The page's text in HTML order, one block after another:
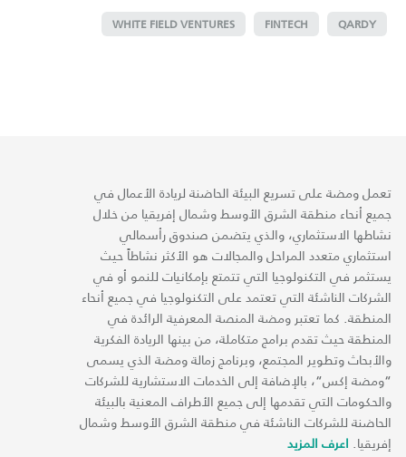
QARDY
FINTECH
WHITE FIELD VENTURES
تعمل ومضة على تسريع البيئة الحاضنة لريادة الأعمال في
جميع أنحاء منطقة الشرق الأوسط وشمال إفريقيا من خلال
نشاطها الاستثماري، والذي يتضمن صندوق رأسمالي
استثماري متعدد المراحل والمجالات هو الأكثر نشاطاً حيث
يستثمر في التكنولوجيا التي تتمتع بإمكانيات للنمو أو في
الشركات الناشئة التي تعتمد على التكنولوجيا في جميع أنحاء
المنطقة. كما تعتبر ومضة المنصة المعرفية الرائدة في
المنطقة حيث تقدم برامج متكاملة، من بينها الريادة الفكرية
والأبحاث وتطوير المجتمع، وبرنامج زمالة ومضة الذي يسمى
“ومضة إكس“، بالإضافة إلى الخدمات الاستشارية للشركات
والحكومات التي تقدمها إلى جميع الأطراف المعنية بالبيئة
الحاضنة للشركات الناشئة في منطقة الشرق الأوسط وشمال
إفريقيا. اعرف المزيد